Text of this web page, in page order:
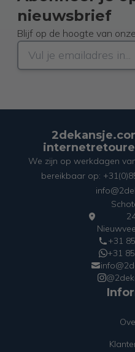
nieuwsbrief
Blijf op de hoogte van
We zijn op werkdagen
bereikbaar op:
+31
+31